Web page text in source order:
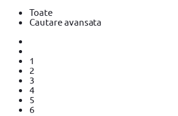
Toate
Cautare avansata
1
2
3
4
5
6